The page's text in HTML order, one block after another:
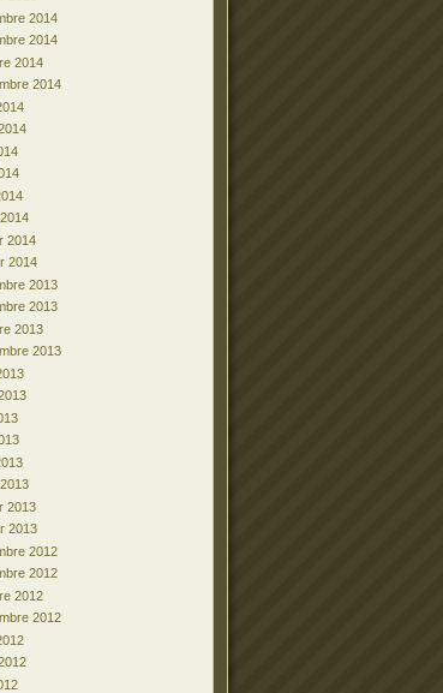
2014
2014
2014
2014
2014
2014
2013
2013
2013
2013
2013
2013
2012
2012
2012
2012